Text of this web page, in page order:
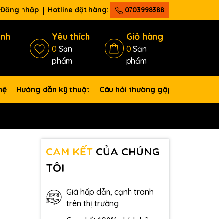
Đăng nhập Hotline đặt hàng: 0703998388
Yêu thích
0 Sản
phẩm
Giỏ hàng
0 Sản
phẩm
Hướng dẫn kỹ thuật Câu hỏi thường gặp
CAM KẾTCỦA CHÚNG
TÔI
Giá hấp dẫn, cạnh tranh
trên thị trường